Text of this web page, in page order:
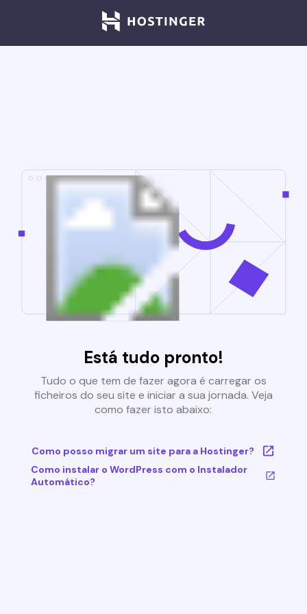
Está tudo pronto!
Tudo o que tem de fazer agora é carregar os
ficheiros do seu site e iniciar a sua jornada. Veja
como fazer isto abaixo:
Como posso migrar um site para a Hostinger?
Como instalar o WordPress com o Instalador
Automático?